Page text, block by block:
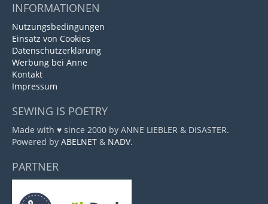
INFORMATIONEN
Nutzungsbedingungen
Einsatz von Cookies
Datenschutzerklärung
Werbung bei Anne
Kontakt
Impressum
SEWING IS POETRY
Made with ♥ since 2000 by ANNE LIEBLER & DISASTER.
Powered by ABELNET & NADV.
PARTNER